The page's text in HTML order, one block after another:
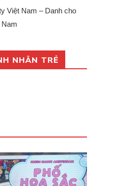
Việt Nam – Danh cho
Nam
NHÂN TRẺ